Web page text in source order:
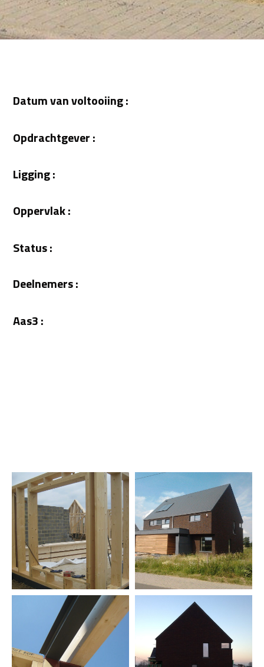
Datum van voltooiing :
Opdrachtgever :
Ligging :
Oppervlak :
Status :
Deelnemers :
Aas3 :